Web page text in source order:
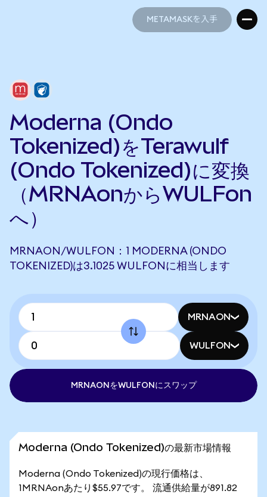
METAMASKを入手
Moderna (Ondo
Tokenized)をTerawulf
(Ondo Tokenized)に変換
（MRNAonからWULFon
へ）
MRNAON/WULFON：1 MODERNA (ONDO
TOKENIZED)は3.1025 WULFONに相当します
MRNAON
WULFON
MRNAONをWULFONにスワップ
Moderna (Ondo Tokenized)の最新市場情報
Moderna (Ondo Tokenized)の現行価格は、
1MRNAonあたり$55.97です。 流通供給量が891.82